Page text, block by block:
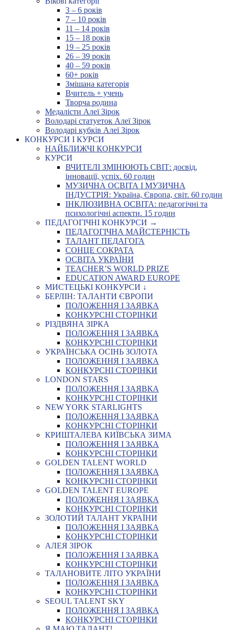
3 – 6 років
7 – 10 років
11 – 14 років
15 – 18 років
19 – 25 років
26 – 39 років
40 – 59 років
60+ років
Змішана категорія
Вчитель + учень
Творча родина
Медалісти Алеї Зірок
Володарі статуеток Алеї Зірок
Володарі кубків Алеї Зірок
КОНКУРСИ І КУРСИ
НАЙБЛИЖЧІ КОНКУРСИ
КУРСИ
ВЧИТЕЛІ ЗМІНЮЮТЬ СВІТ: досвід,
інновації, успіх. 60 годин
МУЗИЧНА ОСВІТА І МУЗИЧНА
ІНДУСТРІЯ: Україна, Європа, світ. 60 годин
ІНКЛЮЗИВНА ОСВІТА: педагогічні та
психологічні аспекти. 15 годин
ПЕДАГОГІЧНІ КОНКУРСИ →
ПЕДАГОГІЧНА МАЙСТЕРНІСТЬ
ТАЛАНТ ПЕДАГОГА
СОНЦЕ СОКРАТА
ОСВІТА УКРАЇНИ
TEACHER’S WORLD PRIZE
EDUCATION AWARD EUROPE
МИСТЕЦЬКІ КОНКУРСИ ↓
БЕРЛІН: ТАЛАНТИ ЄВРОПИ
ПОЛОЖЕННЯ І ЗАЯВКА
КОНКУРСНІ СТОРІНКИ
РІЗДВЯНА ЗІРКА
ПОЛОЖЕННЯ І ЗАЯВКА
КОНКУРСНІ СТОРІНКИ
УКРАЇНСЬКА ОСІНЬ ЗОЛОТА
ПОЛОЖЕННЯ І ЗАЯВКА
КОНКУРСНІ СТОРІНКИ
LONDON STARS
ПОЛОЖЕННЯ І ЗАЯВКА
КОНКУРСНІ СТОРІНКИ
NEW YORK STARLIGHTS
ПОЛОЖЕННЯ І ЗАЯВКА
КОНКУРСНІ СТОРІНКИ
КРИШТАЛЕВА КИЇВСЬКА ЗИМА
ПОЛОЖЕННЯ І ЗАЯВКА
КОНКУРСНІ СТОРІНКИ
GOLDEN TALENT WORLD
ПОЛОЖЕННЯ І ЗАЯВКА
КОНКУРСНІ СТОРІНКИ
GOLDEN TALENT EUROPE
ПОЛОЖЕННЯ І ЗАЯВКА
КОНКУРСНІ СТОРІНКИ
ЗОЛОТИЙ ТАЛАНТ УКРАЇНИ
ПОЛОЖЕННЯ І ЗАЯВКА
КОНКУРСНІ СТОРІНКИ
АЛЕЯ ЗІРОК
ПОЛОЖЕННЯ І ЗАЯВКА
КОНКУРСНІ СТОРІНКИ
ТАЛАНОВИТЕ ЛІТО УКРАЇНИ
ПОЛОЖЕННЯ І ЗАЯВКА
КОНКУРСНІ СТОРІНКИ
SEOUL TALENT SKY
ПОЛОЖЕННЯ І ЗАЯВКА
КОНКУРСНІ СТОРІНКИ